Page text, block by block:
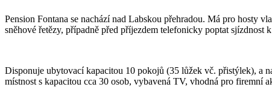
Pension Fontana se nachází nad Labskou přehradou. Má pro hosty
sněhové řetězy, případně před příjezdem telefonicky poptat
Disponuje ubytovací kapacitou 10 pokojů (35 lůžek vč. přistýlek), a
místnost s kapacitou cca 30 osob, vybavená TV, vhodná pro